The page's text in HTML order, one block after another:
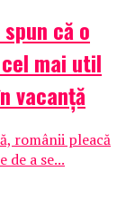
că o
mai util
vacanță
românii pleacă
a se...